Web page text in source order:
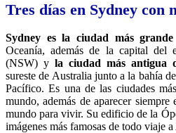
Tres días en Sydney con
Sydney es la ciudad más
Oceanía, además de la capital del
(NSW) y la ciudad más antigua
sureste de Australia junto a la bahía
Pacífico. Es una de las ciudades
mundo, además de aparecer siempre
mundo para vivir. Su edificio de la
imágenes más famosas de todo viaje